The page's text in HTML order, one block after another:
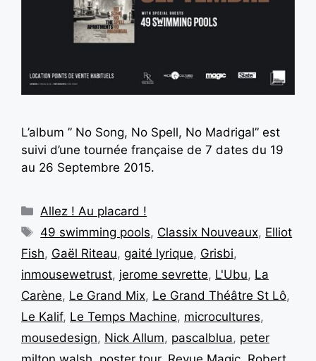
L’album ” No Song, No Spell, No Madrigal” est
suivi d’une tournée française de 7 dates du 19
au 26 Septembre 2015.
Allez ! Au placard !
49 swimming pools, Classix Nouveaux, Elliot
Fish, Gaël Riteau, gaité lyrique, Grisbi,
inmousewetrust, jerome sevrette, L'Ubu, La
Carène, Le Grand Mix, Le Grand Théâtre St Lô,
Le Kalif, Le Temps Machine, microcultures,
mousedesign, Nick Allum, pascalblua, peter